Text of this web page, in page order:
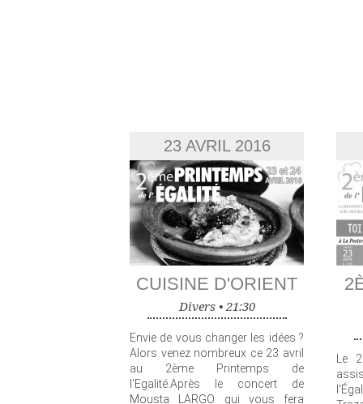
23 AVRIL 2016
CUISINE D'ORIENT
Divers • 21:30
Envie de vous changer les idées ?
Alors venez nombreux ce 23 avril
au 2ème Printemps de
l'Egalité.Après le concert de
Mousta LARGO qui vous fera
Le